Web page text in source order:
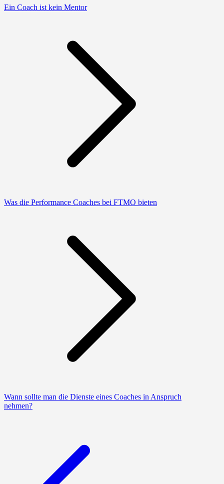
Ein Coach ist kein Mentor
Was die Performance Coaches bei FTMO bieten
Wann sollte man die Dienste eines Coaches in Anspruch
nehmen?